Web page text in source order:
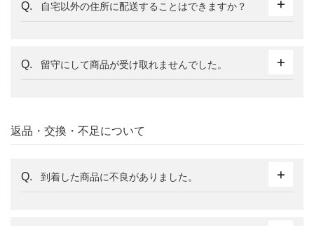
自宅以外の住所に配送することはできますか？
留守にして商品が受け取れませんでした。
返品・交換・不足について
到着した商品に不良がありました。